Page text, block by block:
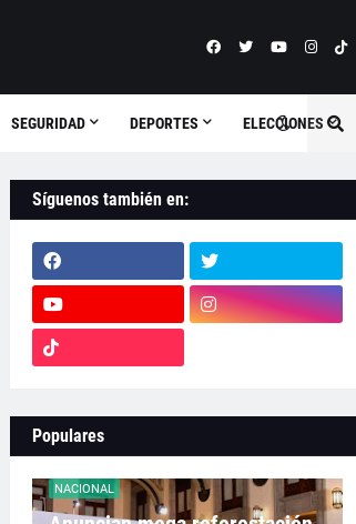
SEGURIDAD DEPORTES ELECCIONES
Síguenos también en:
Populares
NACIONAL